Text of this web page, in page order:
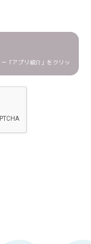
「アプリ紹介」をクリッ